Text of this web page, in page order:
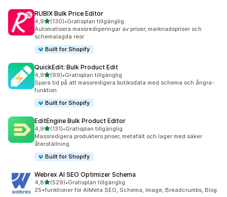
RUBIX Bulk Price Editor
4,9av 5 stjärnor
(130)
130 recensioner totalt
•Gratisplan tillgänglig
Automatisera massredigeringar av priser, marknadspriser och
schemalagda reor
Built for Shopify
QuickEdit: Bulk Product Edit
4,9av 5 stjärnor
(99)
99 recensioner totalt
•Gratisplan tillgänglig
Spara tid på att massredigera butiksdata med schema och ångra-
funktion
Built for Shopify
EditEngine Bulk Product Editor
4,9av 5 stjärnor
(131)
131 recensioner totalt
•Gratisplan tillgänglig
Massredigera produkters priser, metafält och lager med säker
återställning
Built for Shopify
Webrex AI SEO Optimizer Schema
4,8av 5 stjärnor
(529)
529 recensioner totalt
•Gratisplan tillgänglig
25+funktioner för AIMeta SEO, Schema, Image, Breadcrumbs, Blog